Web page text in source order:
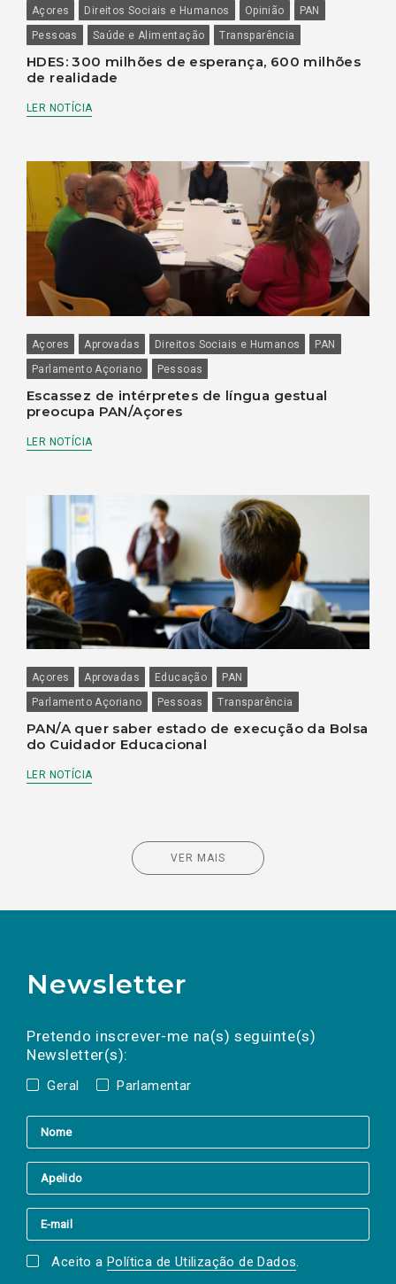
Açores Direitos Sociais e Humanos Opinião
PAN
Pessoas
Saúde e Alimentação Transparência
HDES: 300 milhões de esperança, 600 milhões
de realidade
LER NOTÍCIA
Açores Aprovadas Direitos Sociais e Humanos
PAN
Parlamento Açoriano
Pessoas
Escassez de intérpretes de língua gestual
preocupa PAN/Açores
LER NOTÍCIA
Açores Aprovadas Educação
PAN
Parlamento Açoriano
Pessoas Transparência
PAN/A quer saber estado de execução da Bolsa
do Cuidador Educacional
LER NOTÍCIA
VER MAIS
Newsletter
Pretendo inscrever-me na(s) seguinte(s)
Newsletter(s):
Geral Parlamentar
a(s) newsletter(s).
mail
Aceito a Política de Utilização de Dados.